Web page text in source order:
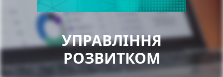
УПРАВЛІННЯ
РОЗВИТКОМ